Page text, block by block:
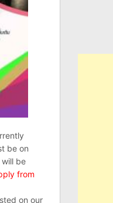
be on
be
from
on our